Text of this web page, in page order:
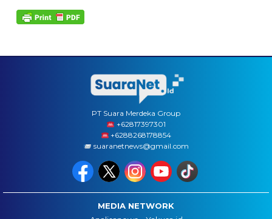
PT Suara Merdeka Group
‪+62817397301
+6288268178854
suaranetnews@gmail.com
MEDIA NETWORK